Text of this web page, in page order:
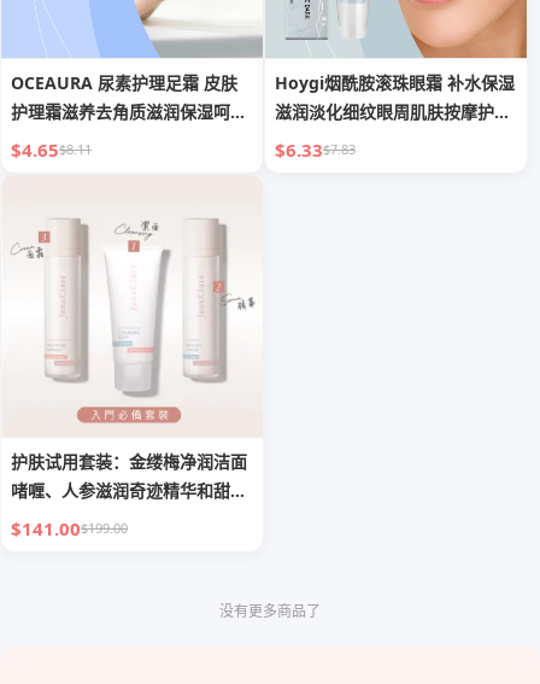
OCEAURA 尿素护理足霜 皮肤
护理霜滋养去角质滋润保湿呵护
肌肤
$4.65$8.11
Hoygi烟酰胺滚珠眼霜 补水保湿
滋润淡化细纹眼周肌肤按摩护理
眼霜
$6.33$7.83
护肤试用套装：金缕梅净润洁面
啫喱、人参滋润奇迹精华和甜杏
仁保湿缓和霜
$141.00$199.00
没有更多商品了